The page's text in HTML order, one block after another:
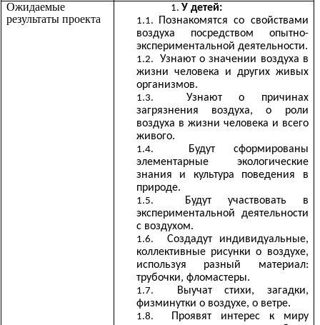
Ожидаемые
результаты проекта
У детей:
Познакомятся со свойствами
воздуха посредством опытно-
экспериментальной деятельности.
Узнают о значении воздуха в
жизни человека и других живых
организмов.
Узнают о причинах
загрязнения воздуха, о роли
воздуха в жизни человека и всего
живого.
Будут сформированы
элементарные экологические
знания и культура поведения в
природе.
Будут участвовать в
экспериментальной деятельности
с воздухом.
Создадут индивидуальные,
коллективные рисунки о воздухе,
используя разный материал:
трубочки, фломастеры.
Выучат стихи, загадки,
физминутки о воздухе, о ветре.
Проявят интерес к миру